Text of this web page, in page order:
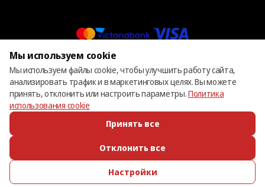
© 2013 – 2026 ECOM
ПОЗВОНИТЬ ИЗБРАННОЕ КАТАЛОГ ВОЙТИ
Мы используем cookie
Мы используем файлы cookie, чтобы улучшить работу сайта,
анализировать трафик и в маркетинговых целях. Вы можете
принять, отклонить или настроить параметры.Политика
использования cookie
Принять все
Отклонить все
Настройки